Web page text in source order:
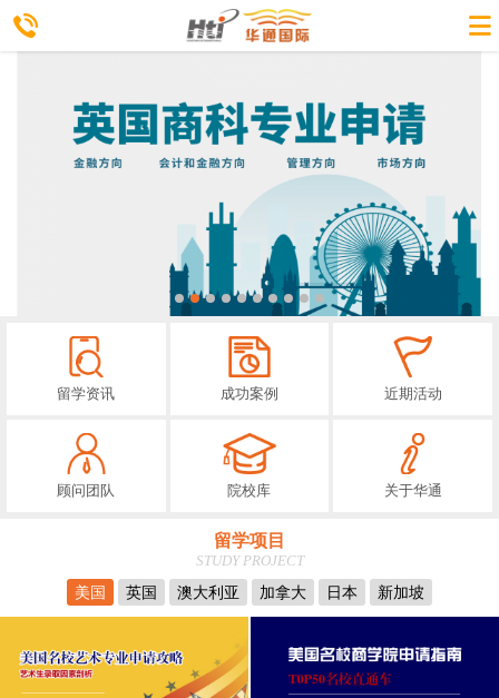
留学资讯 成功案例 近期活动
顾问团队 院校库 关于华通
留学项目
STUDY PROJECT
美国
英国 澳大利亚 加拿大 日本 新加坡